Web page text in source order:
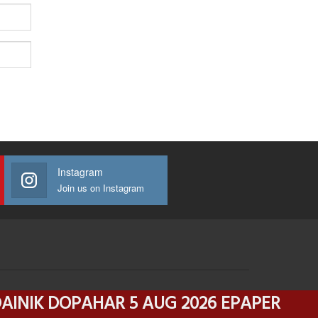
Instagram
Join us on Instagram
DOPAHAR 5 AUG 2026 EPAPER